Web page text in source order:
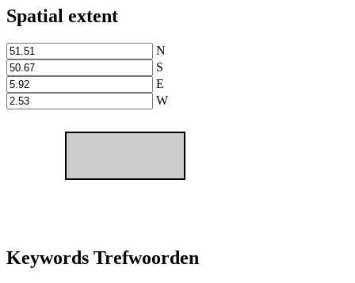
Spatial extent
N
S
E
W
Keywords Trefwoorden